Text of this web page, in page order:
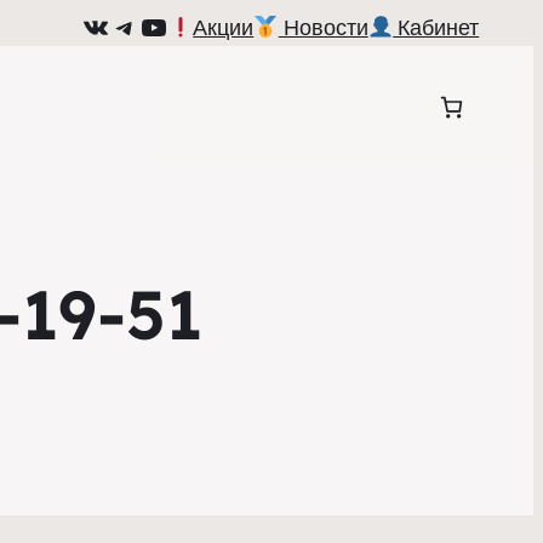
ВКонтакте
Telegram
YouTube
Акции Новости Кабинет
51